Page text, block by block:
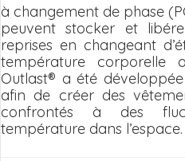
à changement de phase
peuvent stocker et
reprises en changeant
température corporelle
Outlast® a été
afin de créer des
confrontés à des
température dans l’espace.